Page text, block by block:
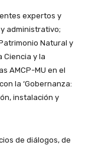
expertos y
administrativo;
Natural y
Ciencia y la
AMCP-MU en el
la ‘Gobernanza:
instalación y
de diálogos, de